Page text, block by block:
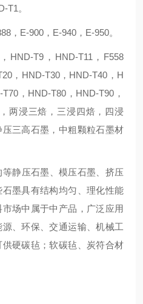
T1。
，E-900，E-940，E-950。
HND-T9，HND-T11，F558
，HND-T30，HND-T40，H
，HND-T80，HND-T90，
两浸三焙，三浸四焙，四浸
三高石墨，中粗颗粒石墨材
静压石墨、模压石墨、挤压
墨具有结构均匀、理化性能
场中属于中产品，广泛应用
、环保、交通运输、机械工
硬碳毡；软碳毡、炭符合材